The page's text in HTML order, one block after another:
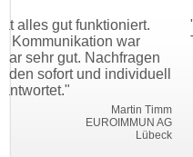
war
individuell
"Danke für den
Transfer und
i can eckert